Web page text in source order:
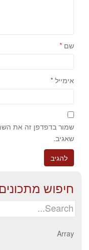
שם *
אימייל *
שמור בדפדפן זה את
שאגיב.
חיפוש מתכונים
Search
Array